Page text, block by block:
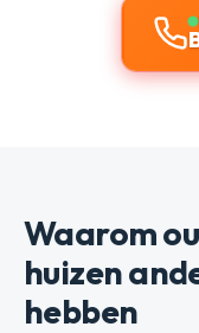
Waarom
huizen
hebben